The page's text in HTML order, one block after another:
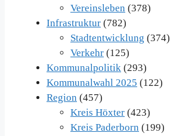
Vereinsleben (378)
Infrastruktur (782)
Stadtentwicklung (374)
Verkehr (125)
Kommunalpolitik (293)
Kommunalwahl 2025 (122)
Region (457)
Kreis Höxter (423)
Kreis Paderborn (199)